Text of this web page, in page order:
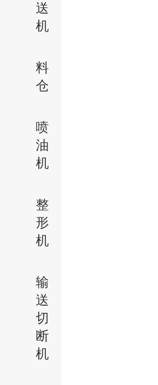
送
机
料
仓
喷
油
机
整
形
机
输
送
切
断
机